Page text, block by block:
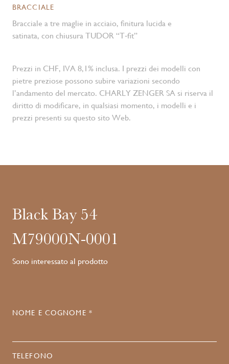
BRACCIALE
Bracciale a tre maglie in acciaio, finitura lucida e
satinata, con chiusura TUDOR “T‑fit”
Prezzi in CHF, IVA 8,1% inclusa. I prezzi dei modelli con
pietre preziose possono subire variazioni secondo
l’andamento del mercato. CHARLY ZENGER SA si riserva il
diritto di modificare, in qualsiasi momento, i modelli e i
prezzi presenti su questo sito Web.
Black Bay 54
M79000N-0001
Sono interessato al prodotto
NOME E COGNOME *
TELEFONO